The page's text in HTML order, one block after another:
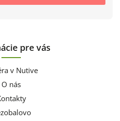
pre vás
v Nutive
O nás